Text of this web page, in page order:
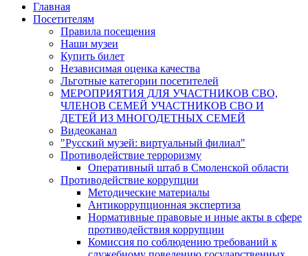
Главная
Посетителям
Правила посещения
Наши музеи
Купить билет
Независимая оценка качества
Льготные категории посетителей
МЕРОПРИЯТИЯ ДЛЯ УЧАСТНИКОВ СВО,
ЧЛЕНОВ СЕМЕЙ УЧАСТНИКОВ СВО И
ДЕТЕЙ ИЗ МНОГОДЕТНЫХ СЕМЕЙ
Видеоканал
"Русский музей: виртуальный филиал"
Противодействие терроризму
Оперативный штаб в Смоленской области
Противодействие коррупции
Методические материалы
Антикоррупционная экспертиза
Нормативные правовые и иные акты в сфере
противодействия коррупции
Комиссия по соблюдению требований к